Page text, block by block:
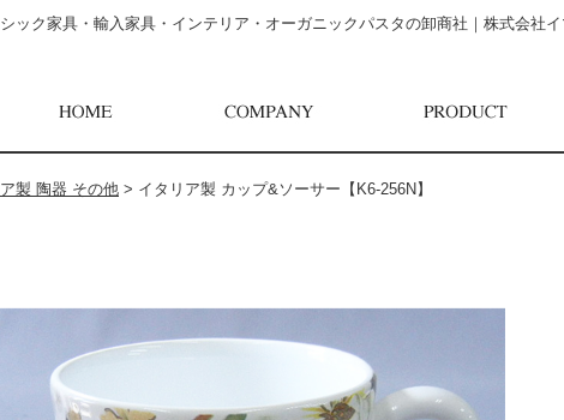
ック家具・輸入家具・インテリア・オーガニックパスタの卸商社｜株式会社
製 陶器 その他 > イタリア製 カップ&ソーサー【K6-256N】